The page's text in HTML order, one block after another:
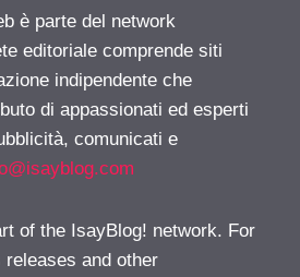
è parte del network
editoriale comprende siti
indipendente che
di appassionati ed esperti
comunicati e
of the IsayBlog! network. For
and other